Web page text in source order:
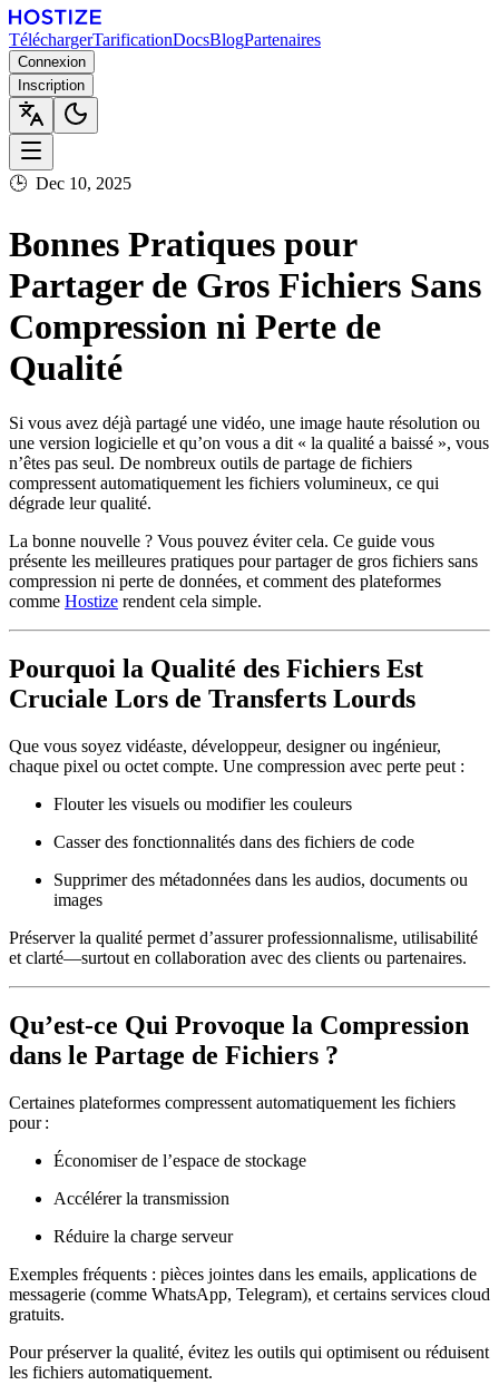
TéléchargerTarificationDocsBlogPartenaires
Connexion
Inscription
🕒 Dec 10, 2025
Bonnes Pratiques pour
Partager de Gros Fichiers Sans
Compression ni Perte de
Qualité
Si vous avez déjà partagé une vidéo, une image haute résolution ou
une version logicielle et qu’on vous a dit « la qualité a baissé », vous
n’êtes pas seul. De nombreux outils de partage de fichiers
compressent automatiquement les fichiers volumineux, ce qui
dégrade leur qualité.
La bonne nouvelle ? Vous pouvez éviter cela. Ce guide vous
présente les meilleures pratiques pour partager de gros fichiers sans
compression ni perte de données, et comment des plateformes
comme Hostize rendent cela simple.
Pourquoi la Qualité des Fichiers Est
Cruciale Lors de Transferts Lourds
Que vous soyez vidéaste, développeur, designer ou ingénieur,
chaque pixel ou octet compte. Une compression avec perte peut :
Flouter les visuels ou modifier les couleurs
Casser des fonctionnalités dans des fichiers de code
Supprimer des métadonnées dans les audios, documents ou
images
Préserver la qualité permet d’assurerprofessionnalisme, utilisabilité
et clarté—surtout en collaboration avec des clients ou partenaires.
Qu’est-ce Qui Provoque la Compression
dans le Partage de Fichiers ?
Certaines plateformes compressent automatiquement les fichiers
pour :
Économiser de l’espace de stockage
Accélérer la transmission
Réduire la charge serveur
Exemples fréquents : pièces jointes dans les emails, applications de
messagerie (comme WhatsApp, Telegram), et certains services cloud
gratuits.
Pour préserver la qualité, évitez les outils qui optimisent ou réduisent
les fichiers automatiquement.